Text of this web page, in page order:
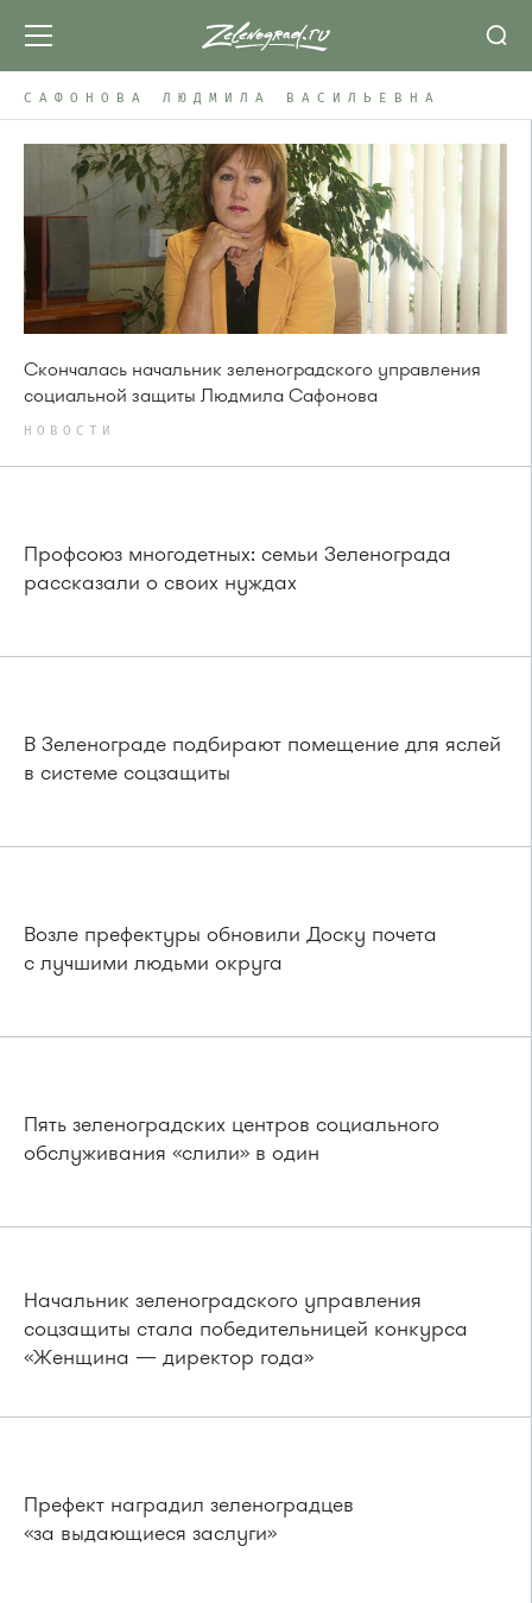
САФОНОВА ЛЮДМИЛА ВАСИЛЬЕВНА
Скончалась начальник зеленоградского управления
социальной защиты Людмила Сафонова
НОВОСТИ
Профсоюз многодетных: семьи Зеленограда
рассказали о своих нуждах
В Зеленограде подбирают помещение для яслей
в системе соцзащиты
Возле префектуры обновили Доску почета
с лучшими людьми округа
Пять зеленоградских центров социального
обслуживания «слили» в один
Начальник зеленоградского управления
соцзащиты стала победительницей конкурса
«Женщина — директор года»
Префект наградил зеленоградцев
«за выдающиеся заслуги»